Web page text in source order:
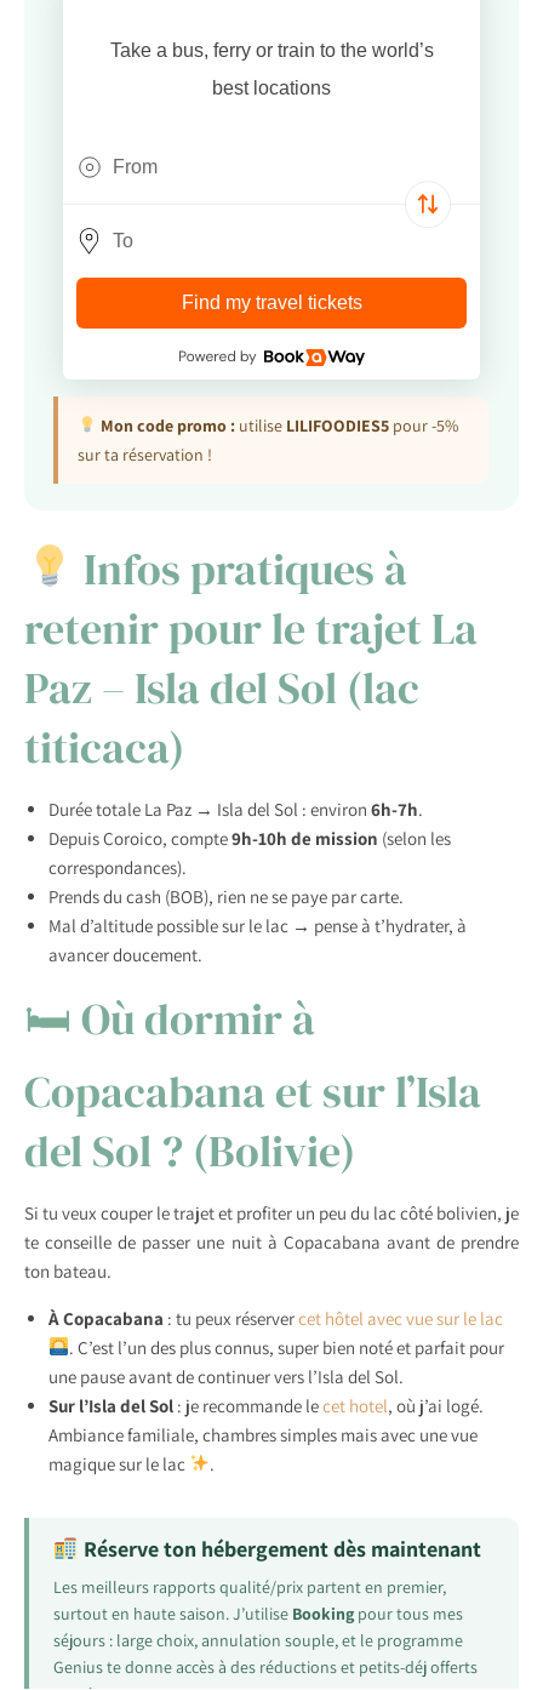
Take a bus, ferry or train to the world’s
best locations
Find my travel tickets
Mon code promo :utilise LILIFOODIES5pour -5%
sur ta réservation !
Infos pratiques à
retenir pour le trajet La
Paz – Isla del Sol (lac
titicaca)
Durée totale La Paz → Isla del Sol : environ 6h-7h.
Depuis Coroico, compte9h-10h de mission (selon les
correspondances).
Prends du cash (BOB), rien ne se paye par carte.
Mal d’altitude possible sur le lac → pense à t’hydrater, à
avancer doucement.
🛏 Où dormir à
Copacabana et sur l’Isla
del Sol ? (Bolivie)
Si tu veux couper le trajet et profiter un peu du lac côté bolivien, je
te conseille de passer une nuit à Copacabana avant de prendre
ton bateau.
À Copacabana : tu peux réservercet hôtel avec vue sur le lac
. C’est l’un des plus connus, super bien noté et parfait pour
une pause avant de continuer vers l’Isla del Sol.
Sur l’Isla del Sol : je recommande lecet hotel, où j’ai logé.
Ambiance familiale, chambres simples mais avec une vue
magique sur le lac
.
Réserve ton hébergement dès maintenant
Les meilleurs rapports qualité/prix partent en premier,
surtout en haute saison. J’utilise Booking pour tous mes
séjours : large choix, annulation souple, et le programme
Genius te donne accès à des réductions et petits-déj offerts